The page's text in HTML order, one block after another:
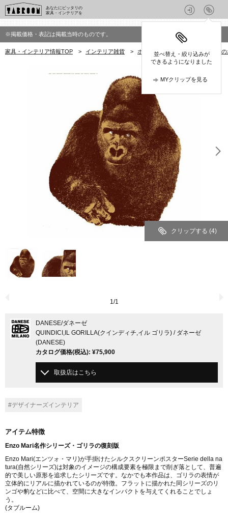
あなたにピッタリの
家具・インテリアを
並べ替え・絞り込みが
できるようになりました
MYクリップを見る
※掲載価格・表記は掲載当時のものです。
家具・インテリア情報TOP > インテリア雑貨 > ポスター > ダネーゼ(DANESE)
クリップする (4)
1/1
DANESE/ダネーゼ
QUINDICI,IL GORILLA(クインディチ,イル ゴリラ) / ダネーゼ
(DANESE)
カタログ価格(税込): ¥75,900
取扱店はこちら
#デザイナーズインテリア
アイテム特徴
Enzo Mari名作シリーズ・ゴリラの復刻版
Enzo Mari(エンツォ・マリ)が手掛けたシルクスクリーンポスターSerie della na
tura(自然シリーズ)は対象のイメージの構成要素を極限まで削ぎ落として、普遍
的で美しい原形を追求したシリーズです。なかでも本作品は、ゴリラの表情が
立体的にリアルに描かれているのが特徴。フラットに描かれた同シリーズのリ
ンゴや豹などに比べて、空間に大きなインパクトを与えてくれることでしょ
う。
(タブルーム)